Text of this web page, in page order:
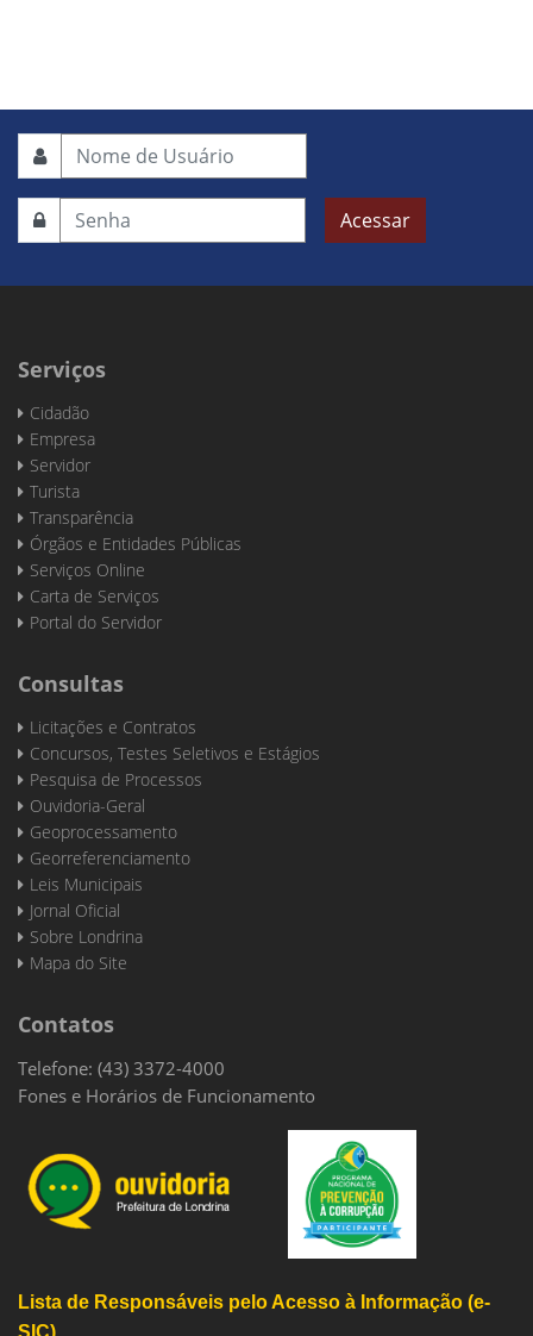
Acessar
Serviços
Cidadão
Empresa
Servidor
Turista
Transparência
Órgãos e Entidades Públicas
Serviços Online
Carta de Serviços
Portal do Servidor
Consultas
Licitações e Contratos
Concursos, Testes Seletivos e Estágios
Pesquisa de Processos
Ouvidoria-Geral
Geoprocessamento
Georreferenciamento
Leis Municipais
Jornal Oficial
Sobre Londrina
Mapa do Site
Contatos
Telefone: (43) 3372-4000
Fones e Horários de Funcionamento
Lista de Responsáveis pelo Acesso à Informação (e-
SIC)